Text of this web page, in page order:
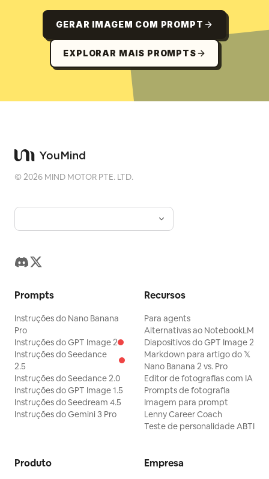
GERAR IMAGEM COM PROMPT
EXPLORAR MAIS PROMPTS
©2026 MIND MOTOR PTE. LTD.
Prompts
Instruções do Nano Banana
Pro
Instruções do GPT Image 2
Instruções do Seedance
2.5
Instruções do Seedance 2.0
Instruções do GPT Image 1.5
Instruções do Seedream 4.5
Instruções do Gemini 3 Pro
Recursos
Para agents
Alternativas ao NotebookLM
Diapositivos do GPT Image 2
Markdown para artigo do 𝕏
Nano Banana 2 vs. Pro
Editor de fotografias com IA
Prompts de fotografia
Imagem para prompt
Lenny Career Coach
Teste de personalidade ABTI
Produto Empresa